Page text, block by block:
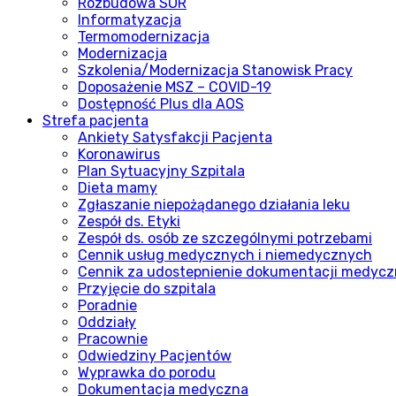
Informatyzacja
Termomodernizacja
Modernizacja
Szkolenia/Modernizacja Stanowisk Pracy
Doposażenie MSZ – COVID-19
Dostępność Plus dla AOS
Strefa pacjenta
Ankiety Satysfakcji Pacjenta
Koronawirus
Plan Sytuacyjny Szpitala
Dieta mamy
Zgłaszanie niepożądanego działania leku
Zespół ds. Etyki
Zespół ds. osób ze szczególnymi potrzebami
Cennik usług medycznych i niemedycznych
Cennik za udostepnienie dokumentacji
Przyjęcie do szpitala
Poradnie
Oddziały
Pracownie
Odwiedziny Pacjentów
Wyprawka do porodu
Dokumentacja medyczna